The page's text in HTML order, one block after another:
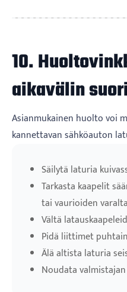
10.
aikavälin
Asianmukainen huolto voi
kannettavan sähköauton
Säilytä laturia
Tarkasta kaapelit
tai vaurioiden
Vältä
Pidä liittimet
Älä altista laturia
Noudata